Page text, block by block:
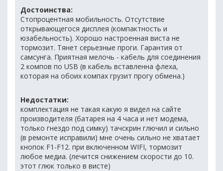
Достоинства:
Стопроцентная мобильность. Отсутствие
открывающегося дисплея (компактность и
юзабельность). Хорошо настроенная виста не
тормозит. Тянет серьезные проги. Гарантия от
самсунга. Приятная мелочь - кабель для соединения
2 компов по USB (в кабель вставленна флеха,
которая на обоих компах грузит прогу обмена.)
Недостатки:
комплектация не такая какую я видел на сайте
производителя (батарея на 4 часа и нет модема,
только гнездо под симку) тачскрин глючил и сильно
(в ремонте исправили) мне очень сильно не хватает
кнопок F1-F12. при включенном WIFI, тормозит
любое медиа. (лечится снижением скорости до 10.
этот глюк только в висте)